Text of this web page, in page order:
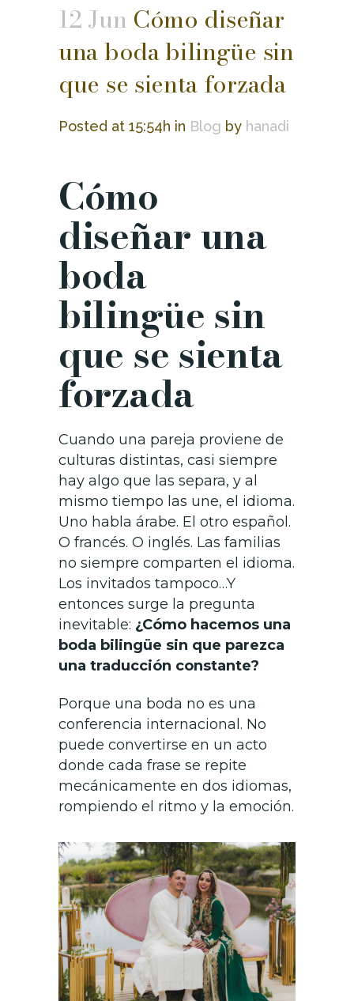
12 Jun Cómo diseñar
una boda bilingüe sin
que se sienta forzada
Posted at 15:54h in Blog by hanadi
Cómo
diseñar una
boda
bilingüe sin
que se sienta
forzada
Cuando una pareja proviene de
culturas distintas, casi siempre
hay algo que las separa, y al
mismo tiempo las une, el idioma.
Uno habla árabe. El otro español.
O francés. O inglés. Las familias
no siempre comparten el idioma.
Los invitados tampoco…Y
entonces surge la pregunta
inevitable: ¿Cómo hacemos una
boda bilingüe sin que parezca
una traducción constante?
Porque una boda no es una
conferencia internacional. No
puede convertirse en un acto
donde cada frase se repite
mecánicamente en dos idiomas,
rompiendo el ritmo y la emoción.